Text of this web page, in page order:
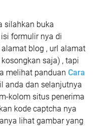
silahkan buka
formulir nya di
blog , url alamat
saja) , tapi
melihat panduan Cara
anda dan selanjutnya
kolom situs penerima
kode captcha nya
lihat gambar yang